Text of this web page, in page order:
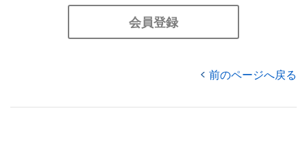
会員登録
前のページへ戻る